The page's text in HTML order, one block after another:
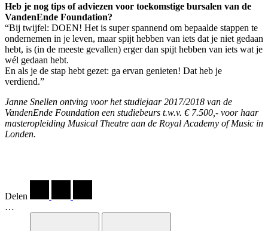
Heb je nog tips of adviezen voor toekomstige bursalen van de
VandenEnde Foundation?
“Bij twijfel: DOEN! Het is super spannend om bepaalde stappen te
ondernemen in je leven, maar spijt hebben van iets dat je niet gedaan
hebt, is (in de meeste gevallen) erger dan spijt hebben van iets wat je
wél gedaan hebt.
En als je de stap hebt gezet: ga ervan genieten! Dat heb je
verdiend.”
Janne Snellen ontving voor het studiejaar 2017/2018 van de
VandenEnde Foundation een studiebeurs t.w.v. € 7.500,- voor haar
masteropleiding Musical Theatre aan de Royal Academy of Music in
Londen.
Delen
…